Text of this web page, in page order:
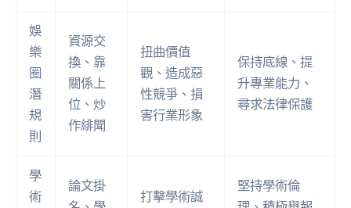
娛
樂
圈
潛
規
則
資源交
換、靠
關係上
位、炒
作緋聞
扭曲價值
觀、造成惡
性競爭、損
害行業形象
保持底線、提
升專業能力、
尋求法律保護
學
術
論文掛
打擊學術誠
堅持學術倫